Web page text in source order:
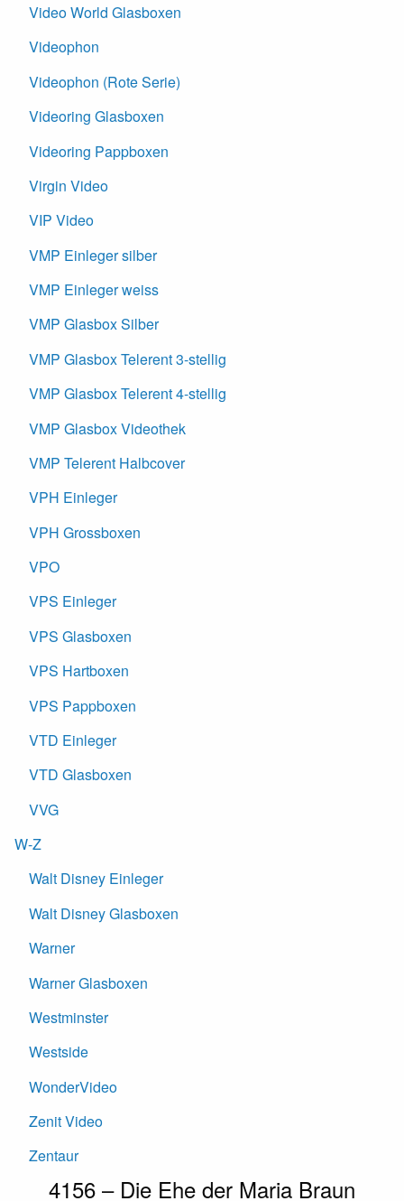
Video World Glasboxen
Videophon
Videophon (Rote Serie)
Videoring Glasboxen
Videoring Pappboxen
Virgin Video
VIP Video
VMP Einleger silber
VMP Einleger weiss
VMP Glasbox Silber
VMP Glasbox Telerent 3-stellig
VMP Glasbox Telerent 4-stellig
VMP Glasbox Videothek
VMP Telerent Halbcover
VPH Einleger
VPH Grossboxen
VPO
VPS Einleger
VPS Glasboxen
VPS Hartboxen
VPS Pappboxen
VTD Einleger
VTD Glasboxen
VVG
W-Z
Walt Disney Einleger
Walt Disney Glasboxen
Warner
Warner Glasboxen
Westminster
Westside
WonderVideo
Zenit Video
Zentaur
4156 – Die Ehe der Maria Braun